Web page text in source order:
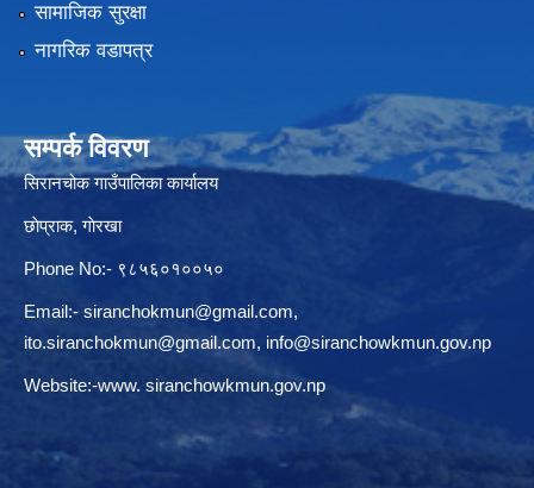
सामाजिक सुरक्षा
नागरिक वडापत्र
सम्पर्क विवरण
सिरानचोक गाउँपालिका कार्यालय
छाेप्राक, गाेरखा
Phone No:- ९८५६०१००५०
Email:- siranchokmun@gmail.com,
ito.siranchokmun@gmail.com, info@siranchowkmun.gov.np
Website:-www. siranchowkmun.gov.np